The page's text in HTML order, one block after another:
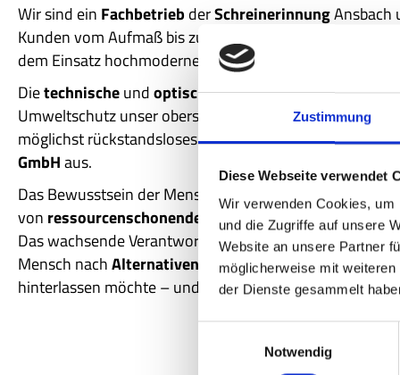
Zustimmung
Diese Webseite verwendet
Wir verwenden Cookies,
und die Zugriffe auf unsere
Website an unsere Partner
möglicherweise mit
der Dienste gesammelt
Notwendig
Wir sind ein FachbetriebderSchreinerinnungAnsbach
Kunden vom Aufmaß bis zur Montage mit unserer
dem Einsatz hochmoderner Technik.
DietechnischeundoptischeRestaurierung ist unsere
Umweltschutz unser oberstes Ziel. Mülltrennung,
möglichst rückstandsloses sowie sauberes Arbeiten
GmbHaus.
Das Bewusstsein der Menschen ändert sich endlich und
von ressourcenschonenden Naturmaterialien
Das wachsende Verantwortungsgefühl für unseren
Mensch nachAlternativen umschaut und seinen
hinterlassen möchte – und sich dadurch sogar seine